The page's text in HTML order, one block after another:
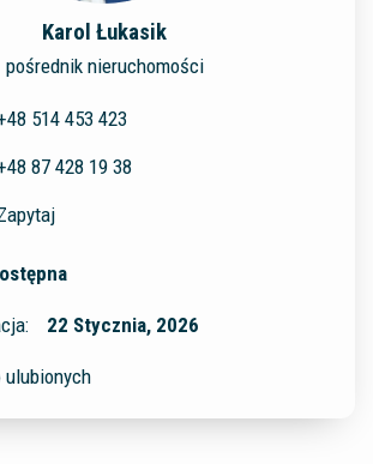
Karol Łukasik
pośrednik nieruchomości
514 453 423
87 428 19 38
22 Stycznia, 2026
ulubionych